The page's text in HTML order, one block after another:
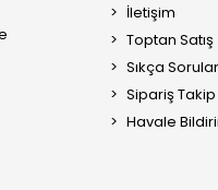
İletişim
Toptan Satış
Sıkça
Sipariş Takip
Havale